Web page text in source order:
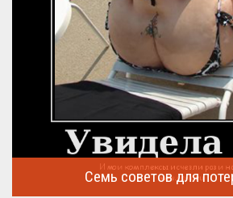
Семь советов для